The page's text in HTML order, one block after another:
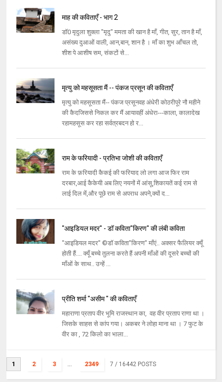
माह की कविताएँ - भाग 2
डॉ0 मृदुला शुक्ला "मृदु" ममता की खान है माँ, गीत, सुर, तान है माँ,
असंख्य दुआओं वाली, आन,बान, शान है । माँ का शुभ आँचल तो,
शीश पे आशीष सम, संकटों से...
मृत्यु को महसूसता मैं -- पंकज प्रसून की कविताएँ
मृत्यु को महसूसता मैं-- पंकज प्रसूनवह अंधेरी कोठरीपूरे नौ महीने
की कैदजिससे निकल कर मैं आयावहीं अंधेरा---काला, कालादेख
रहामहसूस कर रहा सर्वत्रबदन हो र...
राम के फरियादी - प्रतिभा जोशी की कविताएँ
राम के फ़रियादी कैकई की फरियाद लो लगा आज फिर राम
दरबार,आई कैकेयी अब लिए नयनों में आंसू,शिकायतें कई राम से
लाई दिल में,और पूछे राम से अपराध अपने,क्यों द...
"आइडियल मदर" - डॉ कविता"किरण" की लंबी कविता
"आइडियल मदर" ©डॉ कविता"किरण" माँएं.. अक्सर फैलियर क्यूँ
होती हैं.... क्यूँ बच्चे तुलना करते हैं अपनी माँओं की दूसरे बच्चों की
माँओं के साथ.. उन्हें ...
प्रीति शर्मा "असीम " की कविताएँ
महाराणा प्रताप वीर भूमि राजस्थान का, वह वीर प्रताप राणा था ।
जिसके साहस से कांप गया। अकबर ने लोहा माना था । 7 फुट के
वीर का , 72 किलो का भाला...
1 2 3 ... 2349 7 / 16442 POSTS